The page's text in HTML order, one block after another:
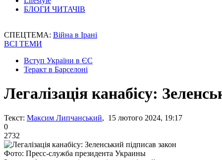
БЛОГИ ЧИТАЧІВ
СПЕЦТЕМА: Війна в Ірані
ВСІ ТЕМИ
Вступ України в ЄС
Теракт в Барселоні
Легалізація канабісу:
Текст: Максим Липчанський, 15 лютого 2024, 19:17
0
2732
Фото: Пресс-служба президента Украины